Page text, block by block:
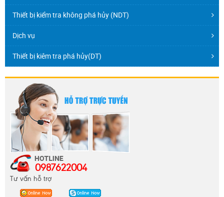
Thiết bị kiểm tra không phá hủy (NDT)
Dịch vụ
Thiết bị kiêm tra phá hủy(DT)
0987622004
Tư vấn hỗ trợ